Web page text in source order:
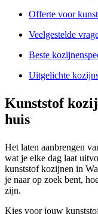
Offerte voor
Veelgestelde
Beste
Uitgelichte
Kunststof
huis
Het laten aanbrengen
wat je elke dag laat
kunststof kozijnen in
je naar op zoek bent,
zijn.
Kies voor jouw